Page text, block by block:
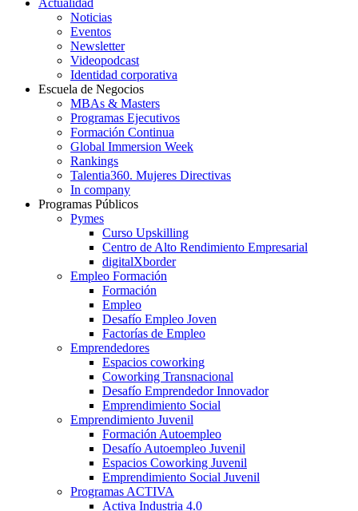
Noticias
Eventos
Newsletter
Videopodcast
Identidad corporativa
Escuela de Negocios
MBAs & Masters
Programas Ejecutivos
Formación Continua
Global Immersion Week
Rankings
Talentia360. Mujeres Directivas
In company
Programas Públicos
Pymes
Curso Upskilling
Centro de Alto Rendimiento Empresarial
digitalXborder
Empleo Formación
Formación
Empleo
Desafío Empleo Joven
Factorías de Empleo
Emprendedores
Espacios coworking
Coworking Transnacional
Desafío Emprendedor Innovador
Emprendimiento Social
Emprendimiento Juvenil
Formación Autoempleo
Desafío Autoempleo Juvenil
Espacios Coworking Juvenil
Emprendimiento Social Juvenil
Programas ACTIVA
Activa Industria 4.0